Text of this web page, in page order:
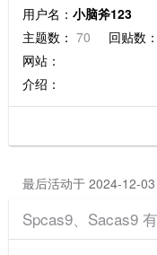
用户名： 小脑斧123
主题数： 70 回贴数：
网站：
介绍：
最后活动于 2024-12-03
Spcas9、Sacas9